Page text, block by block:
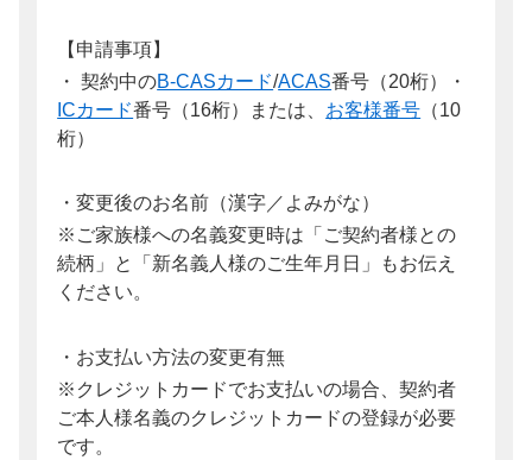
【申請事項】
・ 契約中のB-CASカード/ACAS番号（20桁）・
ICカード番号（16桁）または、 お客様番号 （10
桁）
・変更後のお名前（漢字／よみがな）
※ご家族様への名義変更時は「ご契約者様との
続柄」と「新名義人様のご生年月日」もお伝え
ください。
・お支払い方法の変更有無
※クレジットカードでお支払いの場合、契約者
ご本人様名義のクレジットカードの登録が必要
です。